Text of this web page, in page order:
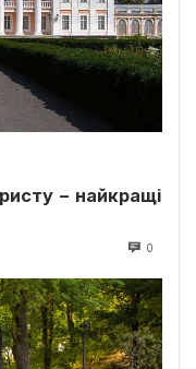
− найкращі
0